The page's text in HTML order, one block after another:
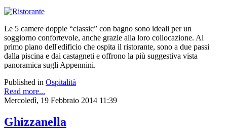
Le 5 camere doppie “classic” con bagno sono ideali per un
soggiorno confortevole, anche grazie alla loro collocazione. Al
primo piano dell'edificio che ospita il ristorante, sono a due passi
dalla piscina e dai castagneti e offrono la più suggestiva vista
panoramica sugli Appennini.
Published in Ospitalità
Read more...
Mercoledì, 19 Febbraio 2014 11:39
Ghizzanella